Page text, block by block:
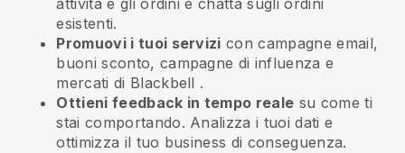
attività e gli ordini e chatta sugli ordini
esistenti.
Promuovi i tuoi servizi con campagne email,
buoni sconto, campagne di influenza e
mercati di Blackbell .
Ottieni feedback in tempo reale su come ti
stai comportando. Analizza i tuoi dati e
ottimizza il tuo business di conseguenza.